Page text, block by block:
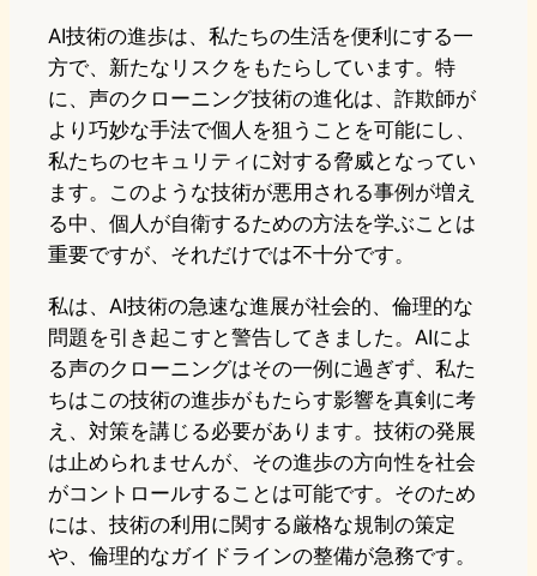
AI技術の進歩は、私たちの生活を便利にする一
方で、新たなリスクをもたらしています。特
に、声のクローニング技術の進化は、詐欺師が
より巧妙な手法で個人を狙うことを可能にし、
私たちのセキュリティに対する脅威となってい
ます。このような技術が悪用される事例が増え
る中、個人が自衛するための方法を学ぶことは
重要ですが、それだけでは不十分です。
私は、AI技術の急速な進展が社会的、倫理的な
問題を引き起こすと警告してきました。AIによ
る声のクローニングはその一例に過ぎず、私た
ちはこの技術の進歩がもたらす影響を真剣に考
え、対策を講じる必要があります。技術の発展
は止められませんが、その進歩の方向性を社会
がコントロールすることは可能です。そのため
には、技術の利用に関する厳格な規制の策定
や、倫理的なガイドラインの整備が急務です。